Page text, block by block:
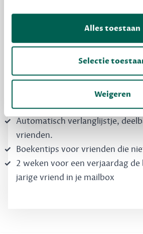
Alles toestaan
Selectie
Weigeren
vrienden. Krijg én geef betere
Schrijf nu
Boekentips, speciaal voor jouw
direct kunt kopen
Automatisch verlanglijstje,
vrienden.
Boekentips voor vrienden die
2 weken voor een verjaardag
jarige vriend in je mailbox